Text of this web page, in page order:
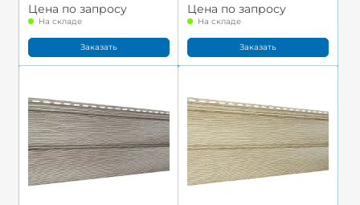
Цена по запросу
На складе
Заказать
Цена по запросу
На складе
Заказать